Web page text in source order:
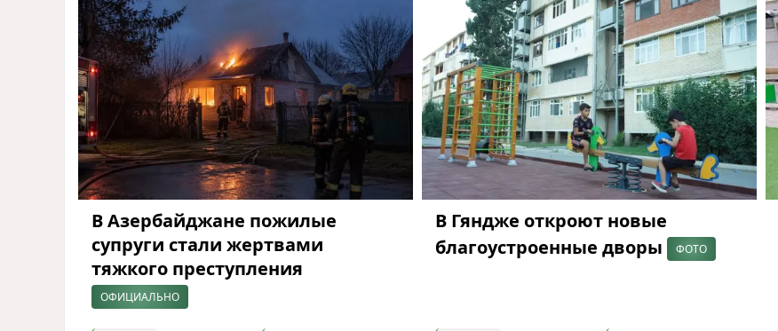
В Азербайджане пожилые
супруги стали жертвами
тяжкого преступления
ОФИЦИАЛЬНО
В Гяндже откроют новые
благоустроенные дворы
ФОТО